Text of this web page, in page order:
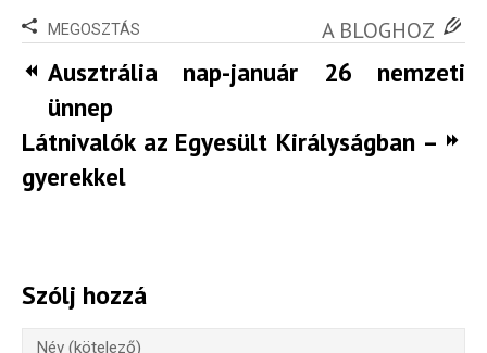
MEGOSZTÁS A BLOGHOZ
Ausztrália nap-január 26 nemzeti
ünnep
Látnivalók az Egyesült Királyságban –
gyerekkel
Szólj hozzá